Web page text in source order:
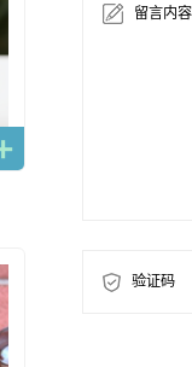
留言内容
验证码